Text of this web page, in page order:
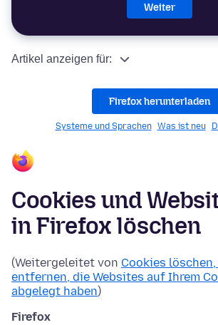
Weiter
Artikel anzeigen für:
Firefox herunterladen
Systeme und Sprachen Was ist neu
Cookies und
in Firefox löschen
(Weitergeleitet von Cookies
entfernen, die Websites auf Ihrem
abgelegt haben)
Firefox